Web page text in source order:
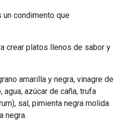
condimento que
crear platos llenos de sabor y
amarilla y negra, vinagre de
agua, azúcar de caña, trufa
sal, pimienta negra molida
negra.